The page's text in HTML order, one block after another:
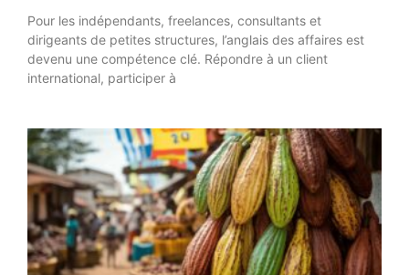
Pour les indépendants, freelances, consultants et
dirigeants de petites structures, l’anglais des affaires est
devenu une compétence clé. Répondre à un client
international, participer à